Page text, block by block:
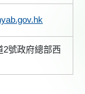
2號政府總部西